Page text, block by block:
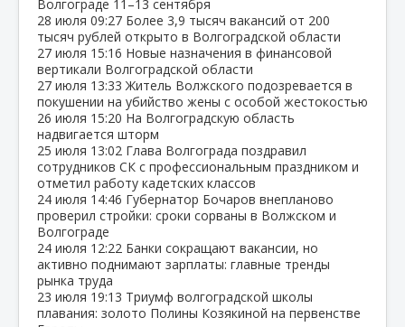
Волгограде 11–13 сентября
28 июля 09:27 Более 3,9 тысяч вакансий от 200
тысяч рублей открыто в Волгоградской области
27 июля 15:16 Новые назначения в финансовой
вертикали Волгоградской области
27 июля 13:33 Житель Волжского подозревается в
покушении на убийство жены с особой жестокостью
26 июля 15:20 На Волгоградскую область
надвигается шторм
25 июля 13:02 Глава Волгограда поздравил
сотрудников СК с профессиональным праздником и
отметил работу кадетских классов
24 июля 14:46 Губернатор Бочаров внепланово
проверил стройки: сроки сорваны в Волжском и
Волгограде
24 июля 12:22 Банки сокращают вакансии, но
активно поднимают зарплаты: главные тренды
рынка труда
23 июля 19:13 Триумф волгоградской школы
плавания: золото Полины Козякиной на первенстве